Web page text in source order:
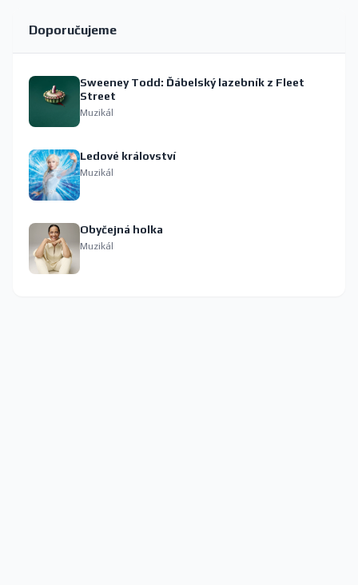
Doporučujeme
Sweeney Todd: Ďábelský lazebník z Fleet
Street
Muzikál
Ledové království
Muzikál
Obyčejná holka
Muzikál